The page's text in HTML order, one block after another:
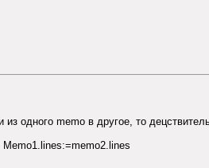
из одного memo в другое, то